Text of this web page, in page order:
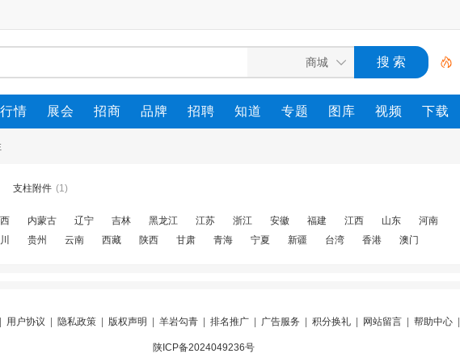
行情 展会 招商 品牌 招聘 知道 专题 图库 视频 下载
支柱附件 (1)
内蒙古 辽宁 吉林 黑龙江 江苏 浙江 安徽 福建 江西 山东
河南
贵州 云南 西藏 陕西 甘肃 青海 宁夏 新疆 台湾 香港 澳门
用户协议 隐私政策| 版权声明 羊岩勾青| 排名推广| 广告服务 积分换礼| 网站留言| 帮助中心|
陕ICP备2024049236号